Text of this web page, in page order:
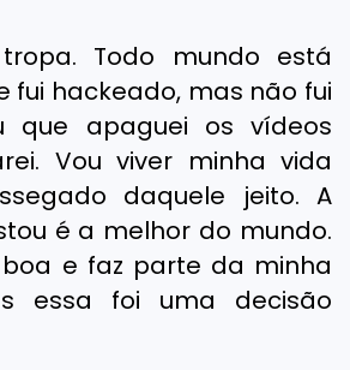
Todo mundo está
fui hackeado, mas não fui
que apaguei os vídeos
Vou viver minha vida
daquele jeito. A
é a melhor do mundo.
e faz parte da minha
essa foi uma decisão